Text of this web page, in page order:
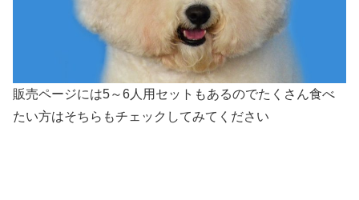
販売ページには5～6人用セットもあるのでたくさん食べ
たい方はそちらもチェックしてみてください